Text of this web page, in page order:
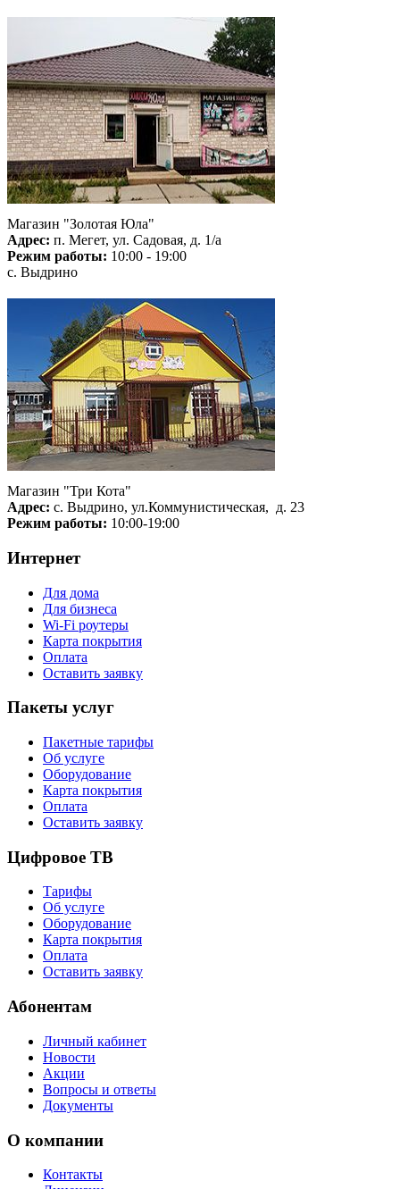
Магазин "Золотая Юла"
Адрес: п. Мегет, ул. Садовая, д. 1/а
Режим работы: 10:00 - 19:00
с. Выдрино
Магазин "Три Кота"
Адрес: с. Выдрино, ул.Коммунистическая, д. 23
Режим работы: 10:00-19:00
Интернет
Для дома
Для бизнеса
Wi-Fi роутеры
Карта покрытия
Оплата
Оставить заявку
Пакеты услуг
Пакетные тарифы
Об услуге
Оборудование
Карта покрытия
Оплата
Оставить заявку
Цифровое ТВ
Тарифы
Об услуге
Оборудование
Карта покрытия
Оплата
Оставить заявку
Абонентам
Личный кабинет
Новости
Акции
Вопросы и ответы
Документы
О компании
Контакты